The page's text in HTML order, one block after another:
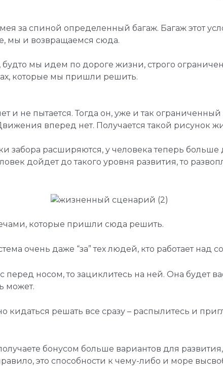
за спиной определенный багаж. Багаж этот
мы и возвращаемся сюда.
мы идем по дороге жизни, строго
которые мы пришли решить.
и не пытается. Тогда он, уже и так
вперед нет. Получается такой рисунок
забора расширяются, у человека теперь
дойдет до такого уровня развития, то
которые пришли сюда решить.
очень даже “за” тех людей, кто работает над
перед носом, то зациклитесь на ней. Она будет
может.
решать все сразу – распылитесь и
бонусом больше вариантов для
это способности к чему-либо и море